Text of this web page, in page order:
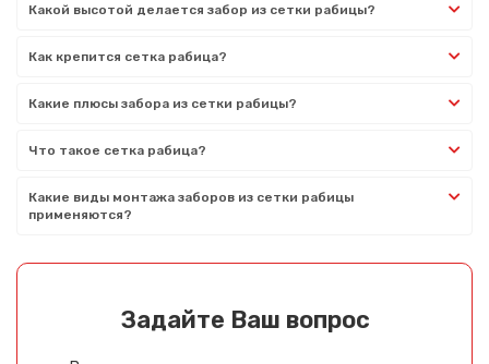
Какой высотой делается забор из сетки рабицы?
Как крепится сетка рабица?
Какие плюсы забора из сетки рабицы?
Что такое сетка рабица?
Какие виды монтажа заборов из сетки рабицы
применяются?
Задайте Ваш вопрос